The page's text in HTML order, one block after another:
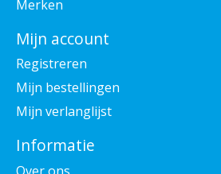
Merken
Mijn account
Registreren
Mijn bestellingen
Mijn verlanglijst
Informatie